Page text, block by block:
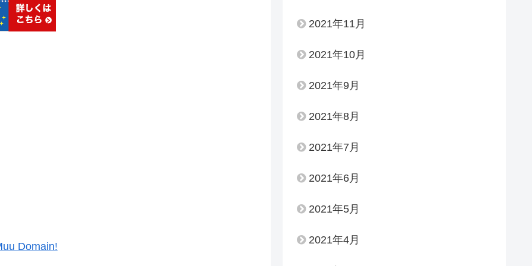
Domain!
2021年11月
2021年10月
2021年9月
2021年8月
2021年7月
2021年6月
2021年5月
2021年4月